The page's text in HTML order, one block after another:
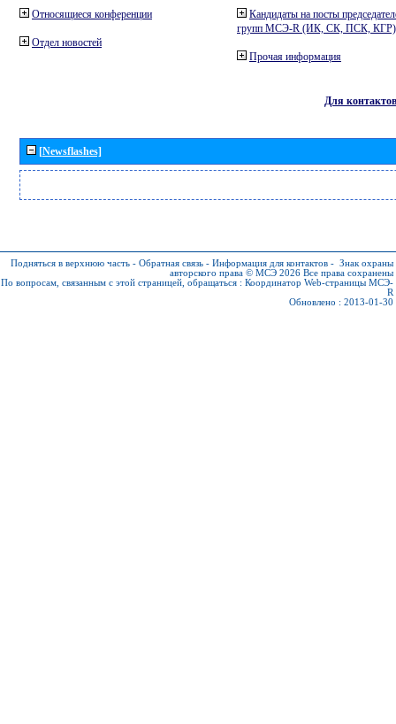
Относящиеся конференции
Отдел новостей
Кандидаты на посты
групп МСЭ-R (ИК, СК, ПСК, КГР)
Прочая информация
Для контактов
[Newsflashes]
Подняться в верхнюю часть - Обратная связь - Информация для контактов - Знак охраны
авторского права © МСЭ 2026 Все права сохранены
По вопросам, связанным с этой страницей, обращаться : Координатор Web-страницы МСЭ-
R
Обновлено : 2013-01-30